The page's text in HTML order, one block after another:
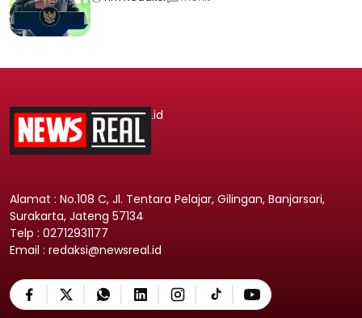
.id
Alamat : No.108 C, Jl. Tentara Pelajar, Gilingan, Banjarsari,
Surakarta, Jateng 57134
Telp : 02712931177
Email : redaksi@newsreal.id